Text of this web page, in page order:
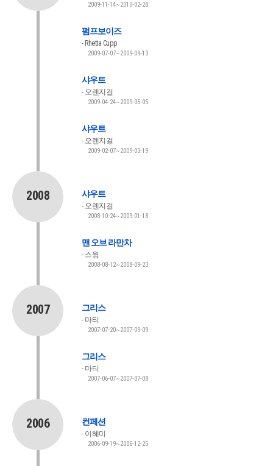
2009-11-14~2010-02-28
펌프보이즈
Rhetta Cupp
2009-07-07~2009-09-13
샤우트
오렌지걸
2009-04-24~2009-05-05
샤우트
오렌지걸
2009-02-07~2009-03-19
2008 샤우트
오렌지걸
2008-10-24~2009-01-18
맨 오브 라만차
스윙
2008-08-12~2008-09-23
2007 그리스
마티
2007-07-20~2007-09-09
그리스
마티
2007-06-07~2007-07-08
2006 컨페션
이혜미
2006-09-19~2006-12-25